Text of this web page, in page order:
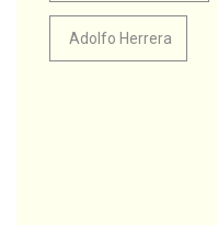
Adolfo Herrera